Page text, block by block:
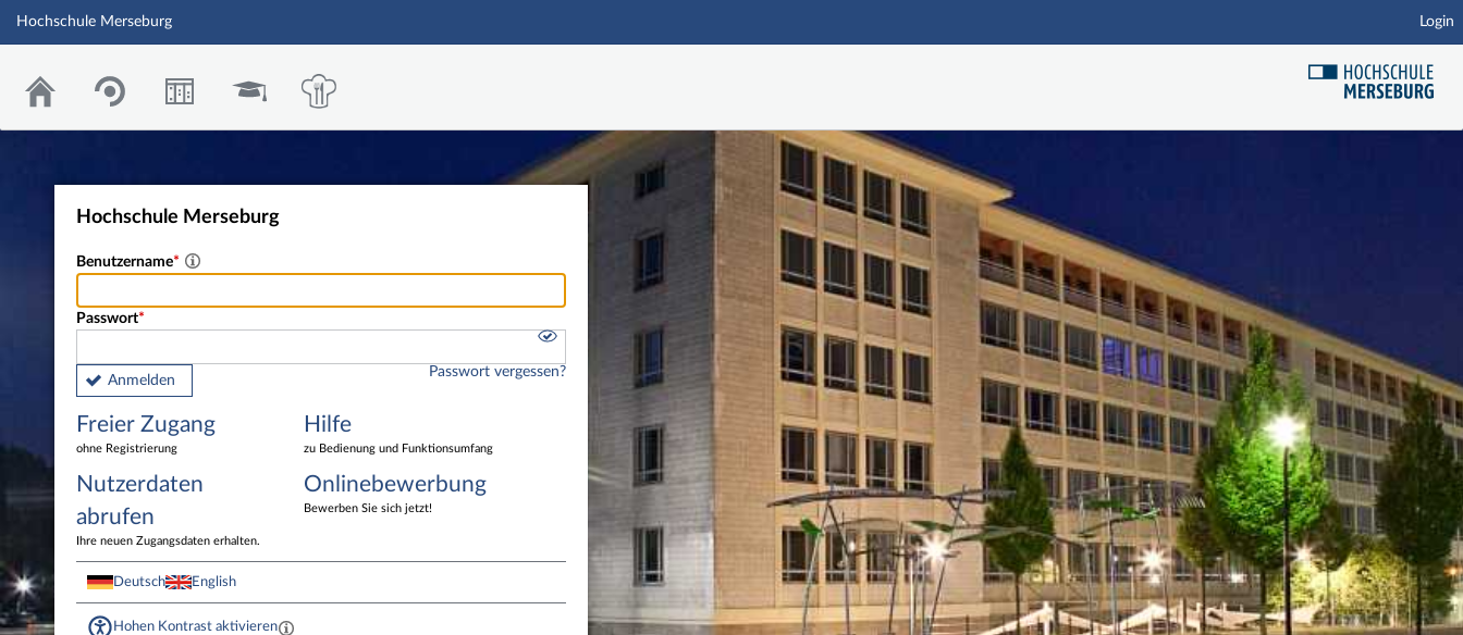
Hauptnavigation
Fußzeile
Hochschule Merseburg Login
Hochschule Merseburg
Benutzername
Passwort
Anmelden
Passwort vergessen?
Freier Zugang
ohne Registrierung
Hilfe
zu Bedienung und Funktionsumfang
Nutzerdaten
abrufen
Ihre neuen Zugangsdaten erhalten.
Onlinebewerbung
Bewerben Sie sich jetzt!
Deutsch English
Hohen Kontrast aktivieren